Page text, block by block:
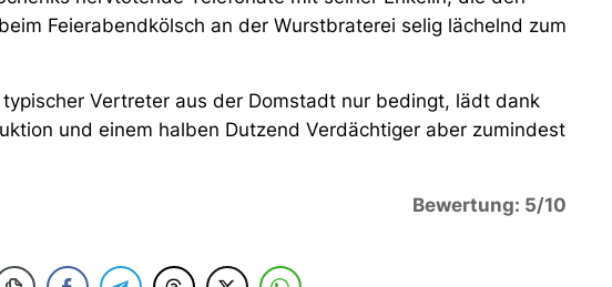
Feierabendkölsch an der Wurstbraterei selig lächelnd zum
Vertreter aus der Domstadt nur bedingt, lädt dank
und einem halben Dutzend Verdächtiger aber zumindest
Bewertung: 5/10